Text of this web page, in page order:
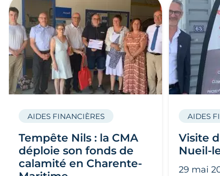
Tempête Nils : la CMA
déploie son fonds de
calamité en Charente-
AIDES FINANCIÈRES
Visite
Nueil-
AIDES
29 mai